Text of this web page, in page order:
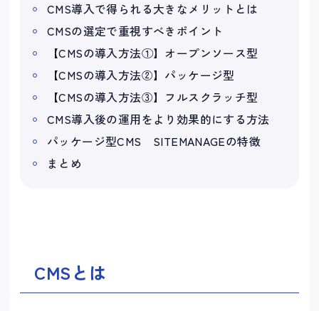
CMS導入で得られる大きなメリットとは
CMSの選定で重視すべきポイント
【CMSの導入方法①】オープンソース型
【CMSの導入方法②】パッケージ型
【CMSの導入方法③】フルスクラッチ型
CMS導入後の運用をより効果的にする方法
パッケージ型CMS SITEMANAGEの特徴
まとめ
CMSとは